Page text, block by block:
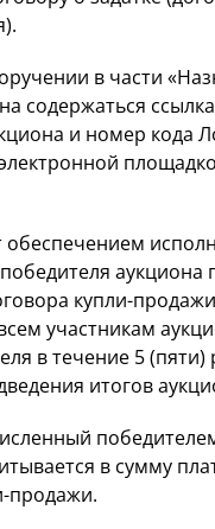
в части
содержаться
и номер кода
обеспечением
аукциона
купли-
участникам
в течение 5 (пяти)
итогов
в сумму
продажи.